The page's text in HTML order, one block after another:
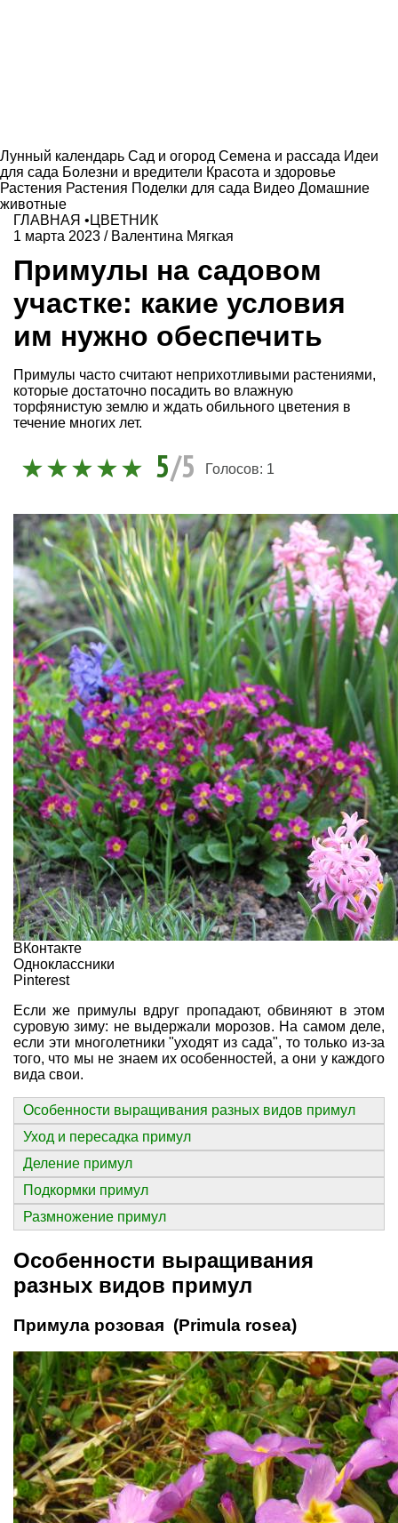
Лунный календарь Сад и огород Семена и рассада Идеи
для сада Болезни и вредители Красота и здоровье
Растения Растения Поделки для сада Видео Домашние
животные
ГЛАВНАЯ • ЦВЕТНИК
1 марта 2023 / Валентина Мягкая
Примулы на садовом
участке: какие условия
им нужно обеспечить
Примулы часто считают неприхотливыми растениями,
которые достаточно посадить во влажную
торфянистую землю и ждать обильного цветения в
течение многих лет.
5/5 Голосов: 1
ВКонтакте
Одноклассники
Pinterest
Если же примулы вдруг пропадают, обвиняют в этом
суровую зиму: не выдержали морозов. На самом деле,
если эти многолетники "уходят из сада", то только из-за
того, что мы не знаем их особенностей, а они у каждого
вида свои.
Особенности выращивания разных видов примул
Уход и пересадка примул
Деление примул
Подкормки примул
Размножение примул
Особенности выращивания
разных видов примул
Примула розовая (Primula rosea)